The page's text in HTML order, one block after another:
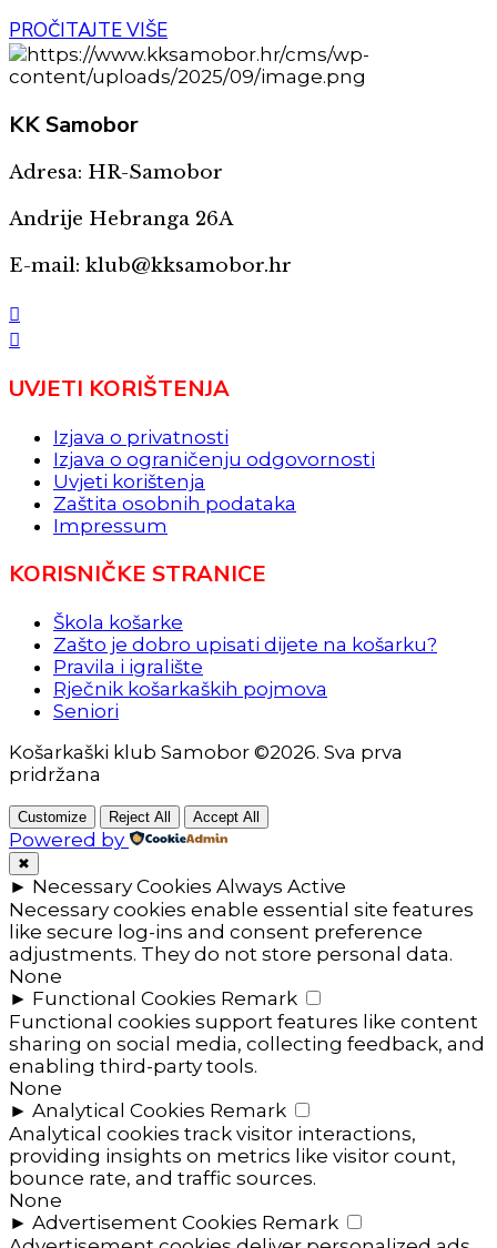
PROČITAJTE VIŠE
KKSamobor
Adresa: HR-Samobor
Andrije Hebranga 26A
E-mail: klub@kksamobor.hr
UVJETI KORIŠTENJA
Izjava o privatnosti
Izjava o ograničenju odgovornosti
Uvjeti korištenja
Zaštita osobnih podataka
Impressum
KORISNIČKE STRANICE
Škola košarke
Zašto je dobro upisati dijete na košarku?
Pravila i igralište
Rječnik košarkaških pojmova
Seniori
Košarkaški klub Samobor ©2026. Sva prva
pridržana
Customize Reject All Accept All
Powered by
✖
► Necessary Cookies Always Active
Necessary cookies enable essential site features
like secure log-ins and consent preference
adjustments. They do not store personal data.
None
► Functional Cookies Remark
Functional cookies support features like content
sharing on social media, collecting feedback, and
enabling third-party tools.
None
► Analytical Cookies Remark
Analytical cookies track visitor interactions,
providing insights on metrics like visitor count,
bounce rate, and traffic sources.
None
► Advertisement Cookies Remark